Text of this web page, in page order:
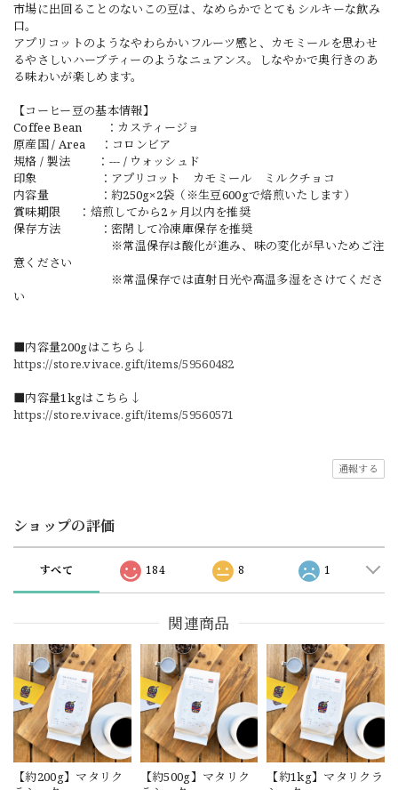
市場に出回ることのないこの豆は、なめらかでとてもシルキーな飲み
口。
アプリコットのようなやわらかいフルーツ感と、カモミールを思わせ
るやさしいハーブティーのようなニュアンス。しなやかで奥行きのあ
る味わいが楽しめます。
【コーヒー豆の基本情報】
Coffee Bean ：カスティージョ
原産国 / Area ：コロンビア
規格 / 製法 ：--- / ウォッシュド
印象 ：アプリコット カモミール ミルクチョコ
内容量 ：約250g×2袋（※生豆600gで焙煎いたします）
賞味期限 ：焙煎してから2ヶ月以内を推奨
保存方法 ：密閉して冷凍庫保存を推奨
※常温保存は酸化が進み、味の変化が早いためご注
意ください
※常温保存では直射日光や高温多湿をさけてくださ
い
■内容量200gはこちら↓
https://store.vivace.gift/items/59560482
■内容量1kgはこちら↓
https://store.vivace.gift/items/59560571
通報する
ショップの評価
すべて 184 8 1
関連商品
【約200g】マタリク
【約500g】マタリク
【約1kg】マタリクラ